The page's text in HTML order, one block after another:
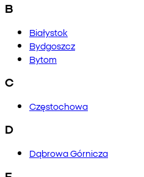
B
Białystok
Bydgoszcz
Bytom
C
Częstochowa
D
Dąbrowa Górnicza